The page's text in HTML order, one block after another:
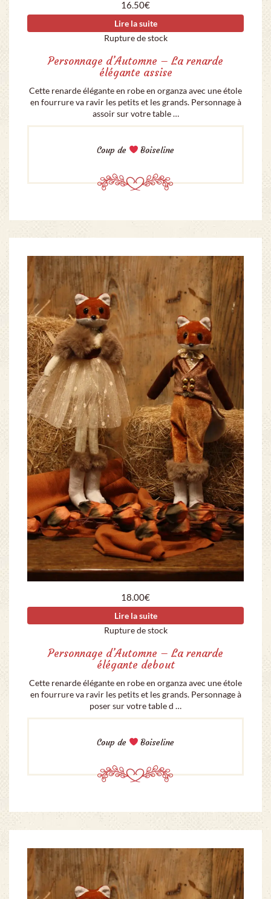
16.50€
Lire la suite
Rupture de stock
Personnage d’Automne – La renarde
élégante assise
Cette renarde élégante en robe en organza avec une étole
en fourrure va ravir les petits et les grands. Personnage à
assoir sur votre table …
Coup de Boiseline
18.00€
Lire la suite
Rupture de stock
Personnage d’Automne – La renarde
élégante debout
Cette renarde élégante en robe en organza avec une étole
en fourrure va ravir les petits et les grands. Personnage à
poser sur votre table d …
Coup de Boiseline